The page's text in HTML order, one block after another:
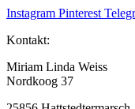
Instagram Pinterest
Kontakt:
Miriam Linda Weiss
Nordkoog 37